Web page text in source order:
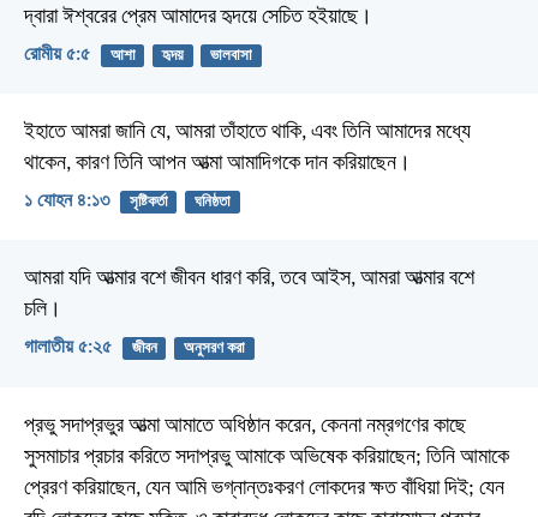
দ্বারা ঈশ্বরের প্রেম আমাদের হৃদয়ে সেচিত হইয়াছে।
রোমীয় ৫:৫ আশা হৃদয় ভালবাসা
ইহাতে আমরা জানি যে, আমরা তাঁহাতে থাকি, এবং তিনি আমাদের মধ্যে
থাকেন, কারণ তিনি আপন আত্মা আমাদিগকে দান করিয়াছেন।
১ যোহন ৪:১৩ সৃষ্টিকর্তা ঘনিষ্ঠতা
আমরা যদি আত্মার বশে জীবন ধারণ করি, তবে আইস, আমরা আত্মার বশে
চলি।
গালাতীয় ৫:২৫ জীবন অনুসরণ করা
প্রভু সদাপ্রভুর আত্মা আমাতে অধিষ্ঠান করেন, কেননা নম্রগণের কাছে
সুসমাচার প্রচার করিতে সদাপ্রভু আমাকে অভিষেক করিয়াছেন; তিনি আমাকে
প্রেরণ করিয়াছেন, যেন আমি ভগ্নান্তঃকরণ লোকদের ক্ষত বাঁধিয়া দিই; যেন